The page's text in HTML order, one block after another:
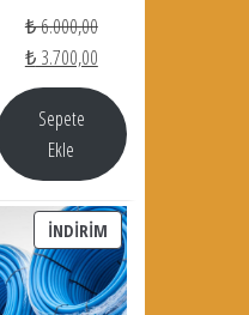
₺ 3.758,00.
fiyat: ₺ 2.066,00.
₺6.000,00Orijinal fiyat: ₺
₺3.700,00Şu andaki fiyat: ₺
Sepete
Ekle
ÜRÜN
İNDIRIM İNDIRIMDEKI ÜRÜN